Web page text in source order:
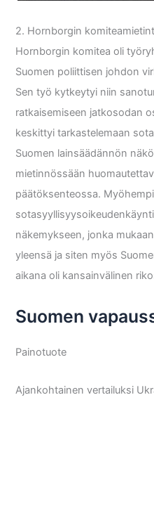
2. Hornborgin
Hornborgin komitea oli
Suomen poliittisen johdon
Sen työ kytkeytyi niin
ratkaisemiseen jatkosodan
keskittyi tarkastelemaan
Suomen lainsäädännön
mietinnössään
päätöksenteossa.
näkemykseen, jonka
yleensä ja siten myös
aikana oli kansainvälinen
Suomen
Painotuote
Ajankohtainen vertailuksi